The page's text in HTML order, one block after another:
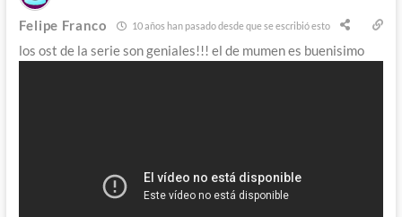
Felipe Franco 10 años han pasado desde que se escribió esto
los ost de la serie son geniales!!! el de mumen es buenisimo